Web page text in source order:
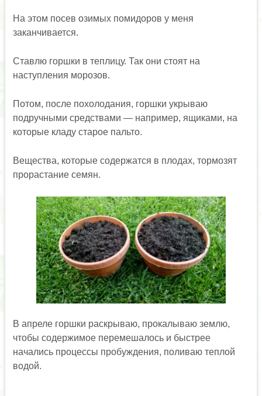
На этом посев озимых помидоров у меня
заканчивается.
Ставлю горшки в теплицу. Так они стоят на
наступления морозов.
Потом, после похолодания, горшки укрываю
подручными средствами — например, ящиками, на
которые кладу старое пальто.
Вещества, которые содержатся в плодах, тормозят
прорастание семян.
В апреле горшки раскрываю, прокалываю землю,
чтобы содержимое перемешалось и быстрее
начались процессы пробуждения, поливаю теплой
водой.